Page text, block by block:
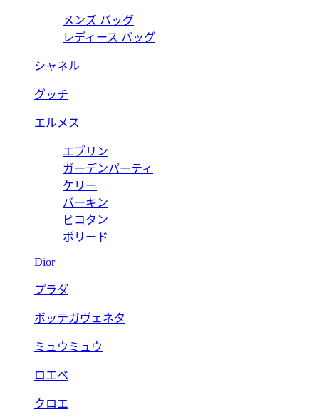
メンズ バッグ
レディース バッグ
シャネル
グッチ
エルメス
エブリン
ガーデンパーティ
ケリー
バーキン
ピコタン
ボリード
Dior
プラダ
ボッテガヴェネタ
ミュウミュウ
ロエベ
クロエ